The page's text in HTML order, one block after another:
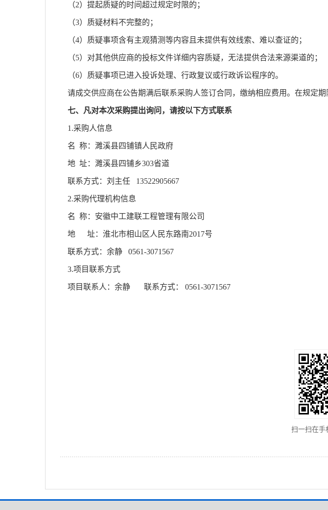
（2）提起质疑的时间超过规定时限的；
（3）质疑材料不完整的；
（4）质疑事项含有主观猜测等内容且未提供有效线索、难以查证的；
（5）对其他供应商的投标文件详细内容质疑，无法提供合法来源渠道的；
（6）质疑事项已进入投诉处理、行政复议或行政诉讼程序的。
请成交供应商在公告期满后联系采购人签订合同，缴纳相应费用。在规定
七、凡对本次采购提出询问，请按以下方式联系
1.采购人信息
名 称： 濉溪县四铺镇人民政府
地 址： 濉溪县四铺乡303省道
联系方式： 刘 主任 13522905667
2.采购代理机构信息
名 称：安徽中工建联工程管理有限公司
地 址：淮北市相山区人民东路南2017号
联系方式： 余静 0561-3071567
3.项目联系方式
项目联系人： 余静 联系方式： 0561-3071567
扫一扫在手